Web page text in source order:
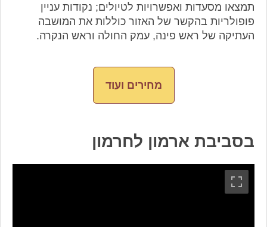
תמצאו מסעדות ואפשרויות לטיולים; נקודות עניין
פופולריות בהקשר של האזור כוללות את המושבה
העתיקה של ראש פינה, עמק החולה וראש הנקרה.
מחירים ועוד
בסביבת ארמון לחרמון